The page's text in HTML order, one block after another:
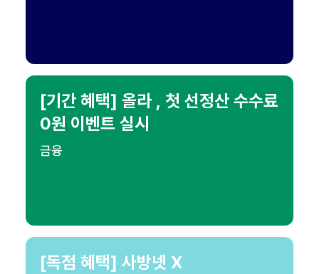
[기간 혜택] 올라 , 첫 선정산 수수료
0원 이벤트 실시
금융
[독점 혜택] 사방넷 X